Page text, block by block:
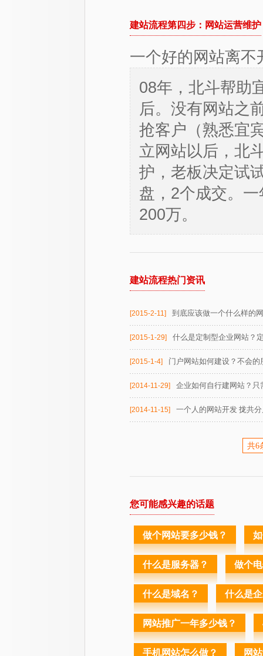
建站流程第四步：网站运营维护
一个好的网站离不
08年，北斗帮助
后。没有网站之
抢客户（熟悉宜
立网站以后，北
护，老板决定试
盘，2个成交。
200万。
建站流程热门资讯
[2015-2-11] 到底应该做一个什么样的
[2015-1-29] 什么是定制型企业网站？
[2015-1-4] 门户网站如何建设？不会的
[2014-11-29] 企业如何自行建网站？只
[2014-11-15] 一个人的网站开发 拢共
共6
您可能感兴趣的话题
做个网站要多少钱？
什么是服务器？ 做个
什么是域名？ 什么是
网站推广一年多少钱？
手机网站怎么做？ 网